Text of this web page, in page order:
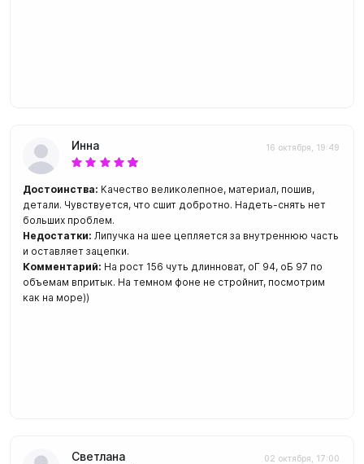
Инна 16 октября, 19:49
Достоинства: Качество великолепное, материал, пошив,
детали. Чувствуется, что сшит добротно. Надеть-снять нет
больших проблем.
Недостатки: Липучка на шее цепляется за внутреннюю часть
и оставляет зацепки.
Комментарий: На рост 156 чуть длинноват, оГ 94, оБ 97 по
объемам впритык. На темном фоне не стройнит, посмотрим
как на море))
Светлана 02 октября, 17:00